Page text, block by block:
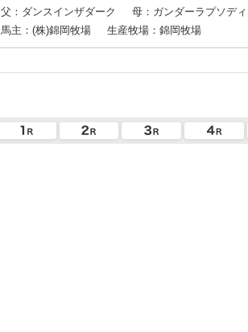
父：ダンスインザダーク
母：ガンダーラプソディ
馬主：(株)錦岡牧場
生産牧場：錦岡牧場